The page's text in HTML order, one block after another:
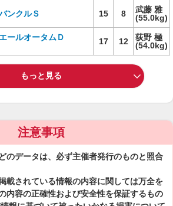
ンクルＳ 15 8
武藤 雅
(55.0kg)
ールオータムＤ
17 12
荻野 極
(54.0kg)
もっと見る
注意事項
のデータは、必ず主催者発行のものと照合
載されている情報の内容に関しては万全を
内容の正確性および安全性を保証するもの